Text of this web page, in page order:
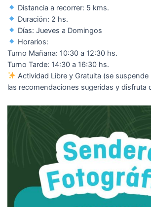
Distancia a recorrer: 5 kms.
Duración: 2 hs.
Días: Jueves a Domingos
Horarios:
Turno Mañana: 10:30 a 12:30 hs.
Turno Tarde: 14:30 a 16:30 hs.
Actividad Libre y Gratuita (se suspende
las recomendaciones sugeridas y disfruta